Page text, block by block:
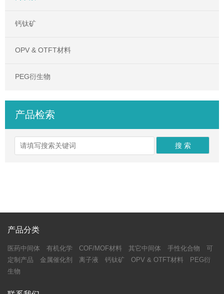
钙钛矿
OPV & OTFT材料
PEG衍生物
产品检索
产品分类
医药中间体 有机化学 COF/MOF材料 其它中间体 手性化合物
可
定制产品
金属催化剂 离子液 钙钛矿 OPV & OTFT材料
PEG衍
生物